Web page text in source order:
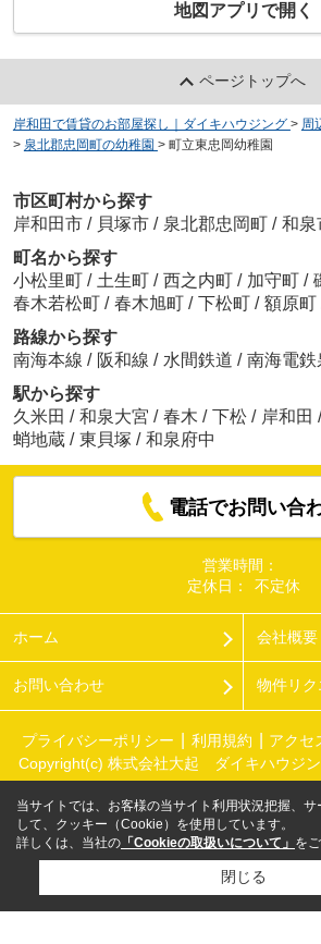
地図アプリで開く
ページトップへ
岸和田で賃貸のお部屋探し｜ダイキハウジング > 周
> 泉北郡忠岡町の幼稚園 > 町立東忠岡幼稚園
市区町村から探す
岸和田市 / 貝塚市 / 泉北郡忠岡町 / 和泉
町名から探す
小松里町 / 土生町 / 西之内町 / 加守町 /
春木若松町 / 春木旭町 / 下松町 / 額原町
路線から探す
南海本線 / 阪和線 / 水間鉄道 / 南海電鉄
駅から探す
久米田 / 和泉大宮 / 春木 / 下松 / 岸和田 /
蛸地蔵 / 東貝塚 / 和泉府中
電話でお問い合
営業時間：
定休日：
不定休
ホーム 会社概要
お問い合わせ 物件リク
プライバシーポリシー 利用規約 アクセ
Copyright(c) 株式会社大起 ダイキハウジ
当サイトでは、お客様の当サイト利用状況把握、サ
して、クッキー（Cookie）を使用しています。
詳しくは、当社の 「Cookieの取扱いについて」 を
閉じる